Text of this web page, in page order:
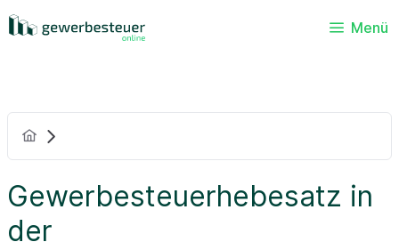
Menü
Gewerbesteuerhebesatz in
der